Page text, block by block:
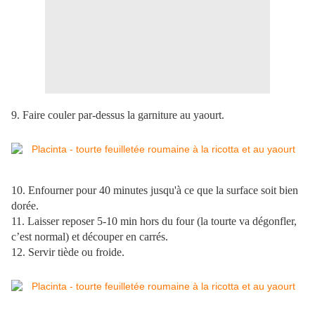
9. Faire couler par-dessus la garniture au yaourt.
10. Enfourner pour 40 minutes jusqu'à ce que la surface soit bien
dorée.
11. Laisser reposer 5-10 min hors du four (la tourte va dégonfler,
c’est normal) et découper en carrés.
12. Servir tiède ou froide.